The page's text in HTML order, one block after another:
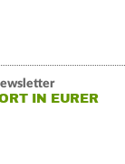
IN EURER